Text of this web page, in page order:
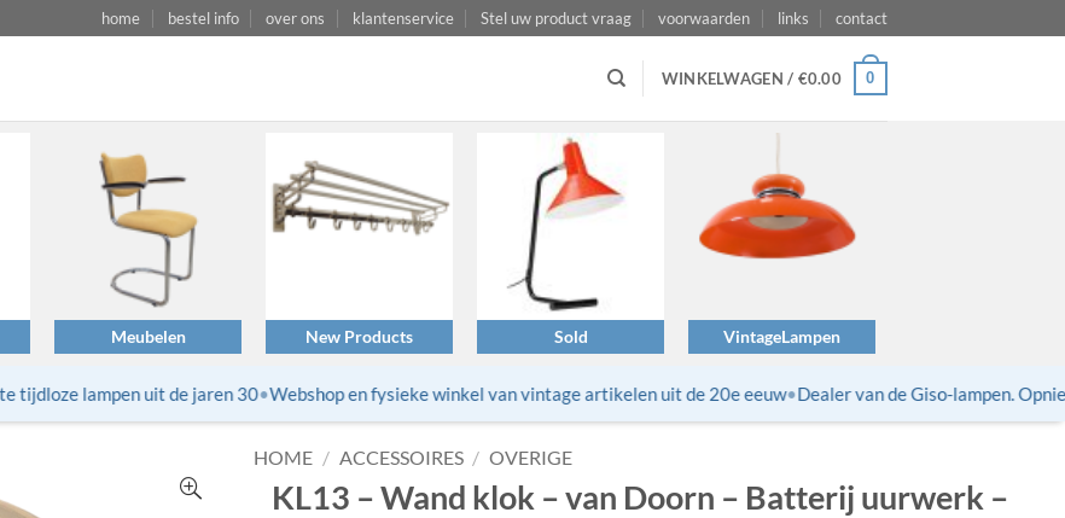
home bestel info over ons klantenservice Stel uw product vraag voorwaarden links contact
WINKELWAGEN / €0.00 0
Meubelen New Products Sold VintageLampen
lampen uit de jaren 30 •Webshop en fysieke winkel van vintage artikelen uit de 20e eeuw•Dealer van de Giso-lampen.
HOME / ACCESSOIRES / OVERIGE
KL13 – Wand klok – van Doorn – Batterij uurwerk –